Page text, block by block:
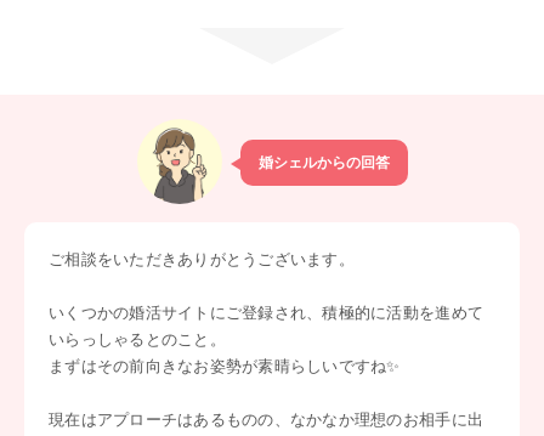
婚シェルからの回答
ご相談をいただきありがとうございます。
いくつかの婚活サイトにご登録され、積極的に活動を進めて
いらっしゃるとのこと。
まずはその前向きなお姿勢が素晴らしいですね✨
現在はアプローチはあるものの、なかなか理想のお相手に出